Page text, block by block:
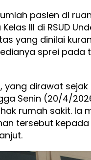
pasien di
III di RSUD
yang dinilai
sprei pada
yang dirawat
Senin (20/4/
rumah sakit. Ia
tersebut